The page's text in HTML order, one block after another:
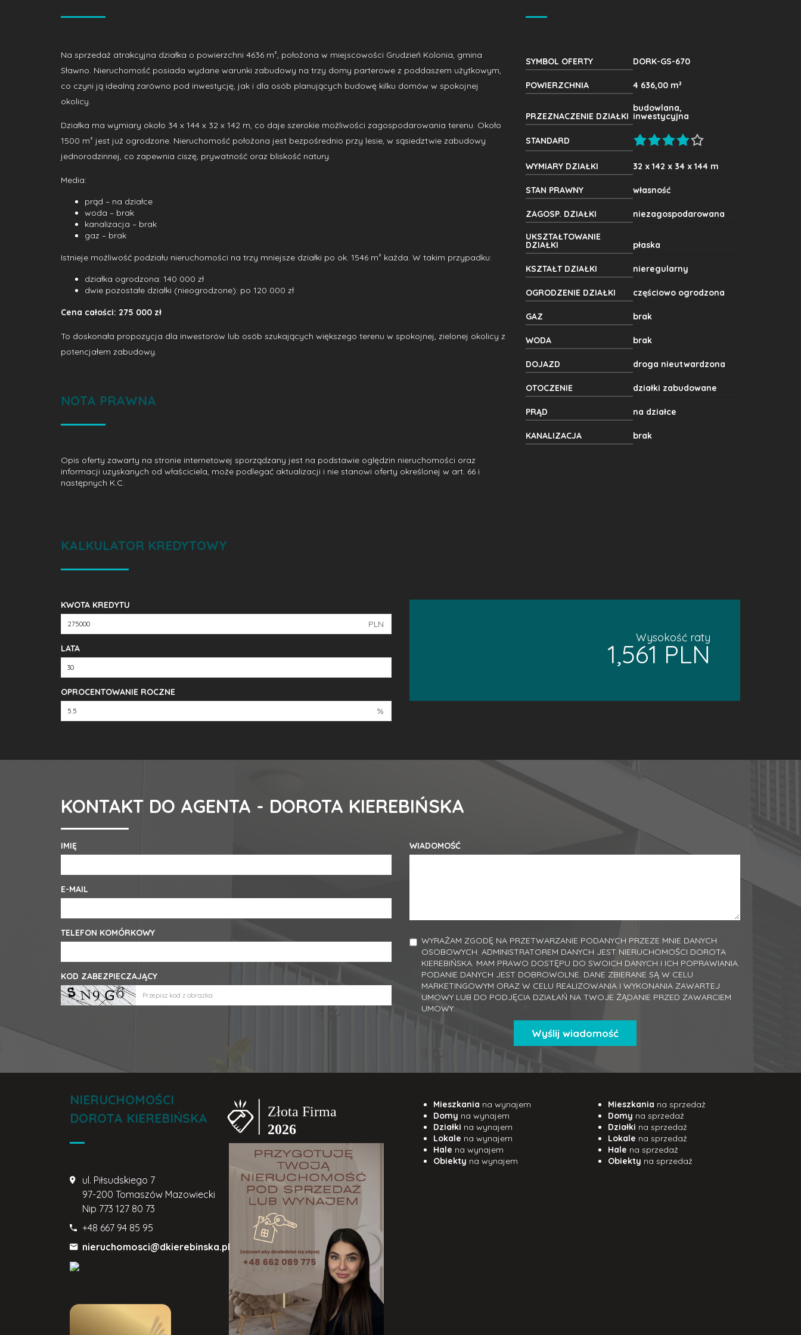
Na sprzedaż atrakcyjna działka o powierzchni 4636 m², położona w miejscowości Grudzień Kolonia, gmina
Sławno. Nieruchomość posiada wydane warunki zabudowy na trzy domy parterowe z poddaszem użytkowym,
co czyni ją idealną zarówno pod inwestycję, jak i dla osób planujących budowę kilku domów w spokojnej
okolicy.
Działka ma wymiary około 34 x 144 x 32 x 142 m, co daje szerokie możliwości zagospodarowania terenu. Około
1500 m² jest już ogrodzone. Nieruchomość położona jest bezpośrednio przy lesie, w sąsiedztwie zabudowy
jednorodzinnej, co zapewnia ciszę, prywatność oraz bliskość natury.
Media:
prąd – na działce
woda – brak
kanalizacja – brak
gaz – brak
Istnieje możliwość podziału nieruchomości na trzy mniejsze działki po ok. 1546 m² każda. W takim przypadku:
działka ogrodzona: 140 000 zł
dwie pozostałe działki (nieogrodzone): po 120 000 zł
Cena całości: 275 000 zł
To doskonała propozycja dla inwestorów lub osób szukających większego terenu w spokojnej, zielonej okolicy z
potencjałem zabudowy.
NOTA PRAWNA
Opis oferty zawarty na stronie internetowej sporządzany jest na podstawie oględzin nieruchomości oraz
informacji uzyskanych od właściciela, może podlegać aktualizacji i nie stanowi oferty określonej w art. 66 i
następnych K.C.
SYMBOL OFERTY DORK-GS-670
POWIERZCHNIA 4 636,00 m²
PRZEZNACZENIE DZIAŁKI
budowlana,
inwestycyjna
STANDARD
WYMIARY DZIAŁKI 32 x 142 x 34 x 144 m
STAN PRAWNY własność
ZAGOSP. DZIAŁKI niezagospodarowana
UKSZTAŁTOWANIE
DZIAŁKI płaska
KSZTAŁT DZIAŁKI nieregularny
OGRODZENIE DZIAŁKI częściowo ogrodzona
GAZ brak
WODA brak
DOJAZD droga nieutwardzona
OTOCZENIE działki zabudowane
PRĄD na działce
KANALIZACJA brak
KALKULATOR KREDYTOWY
KWOTA KREDYTU
PLN
LATA
OPROCENTOWANIE ROCZNE
%
Wysokość raty
1,561 PLN
KONTAKT DO AGENTA - DOROTA KIEREBIŃSKA
IMIĘ
E-MAIL
TELEFON KOMÓRKOWY
KOD ZABEZPIECZAJĄCY
WIADOMOŚĆ
WYRAŻAM ZGODĘ NA PRZETWARZANIE PODANYCH PRZEZE MNIE DANYCH
OSOBOWYCH. ADMINISTRATOREM DANYCH JEST NIERUCHOMOŚCI DOROTA
KIEREBIŃSKA. MAM PRAWO DOSTĘPU DO SWOICH DANYCH I ICH POPRAWIANIA.
PODANIE DANYCH JEST DOBROWOLNE. DANE ZBIERANE SĄ W CELU
MARKETINGOWYM ORAZ W CELU REALIZOWANIA I WYKONANIA ZAWARTEJ
UMOWY LUB DO PODJĘCIA DZIAŁAŃ NA TWOJE ŻĄDANIE PRZED ZAWARCIEM
UMOWY.
NIERUCHOMOŚCI
DOROTA KIEREBIŃSKA
ul. Piłsudskiego 7
97-200 Tomaszów Mazowiecki
Nip 773 127 80 73
+48 667 94 85 95
nieruchomosci@dkierebinska.pl
Mieszkania na wynajem
Domy na wynajem
Działki na wynajem
Lokale na wynajem
Hale na wynajem
Obiekty na wynajem
Mieszkania na sprzedaż
Domy na sprzedaż
Działki na sprzedaż
Lokale na sprzedaż
Hale na sprzedaż
Obiekty na sprzedaż